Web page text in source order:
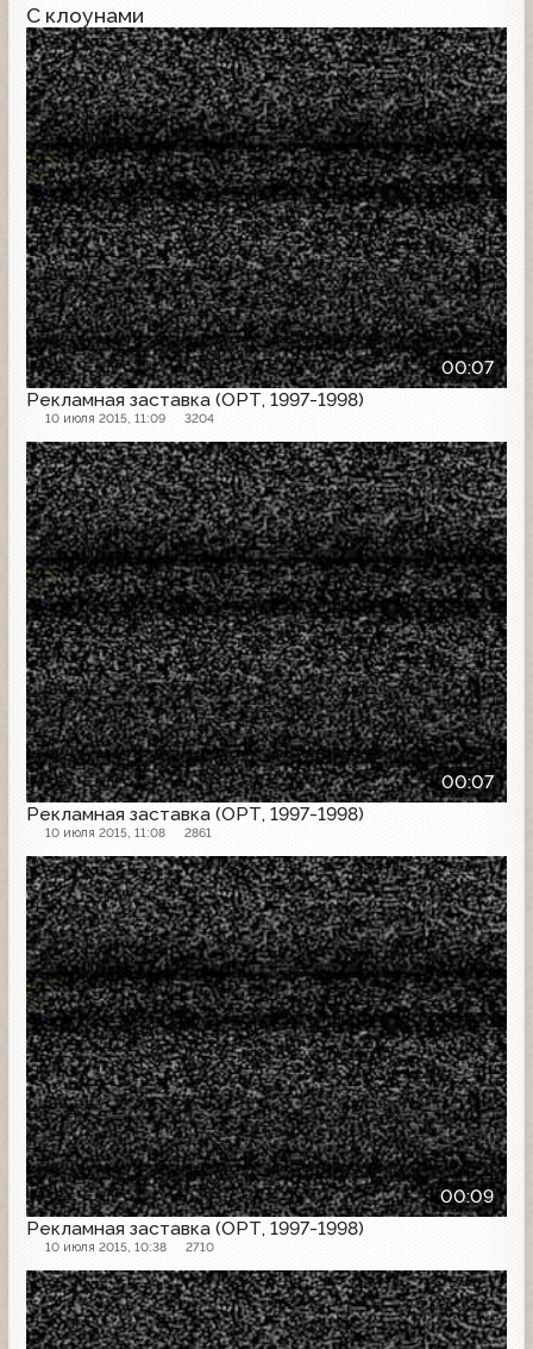
С клоунами
00:07
Рекламная заставка (ОРТ, 1997-1998)
10 июля 2015, 11:09 3204
Рекламная заставка
00:07
Рекламная заставка (ОРТ, 1997-1998)
10 июля 2015, 11:08 2861
Рекламная заставка
00:09
Рекламная заставка (ОРТ, 1997-1998)
10 июля 2015, 10:38 2710
Рекламная заставка
Рекламная заставка